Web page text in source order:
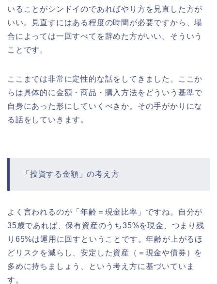
いることがシンドイのであればやり方を見直した方が
いい。見直すにはある程度の時間が必要ですから、場
合によっては一回すべてを辞めた方がいい。そういう
ことです。
ここまでは非常に定性的な話をしてきました。ここか
らは具体的に金額・商品・購入方法をどういう基準で
自身にあった形にしていくべきか。その手がかりにな
る話をしていきます。
「投資する金額」の考え方
よく言われるのが「年齢＝現金比率」ですね。自分が
35歳であれば、保有資産のうち35%を現金、つまり残
り65%は運用に回すということです。年齢が上がるほ
どリスクを減らし、安定した資産（＝現金や債券）を
多めに持ちましょう、という考え方に基づいていま
す。